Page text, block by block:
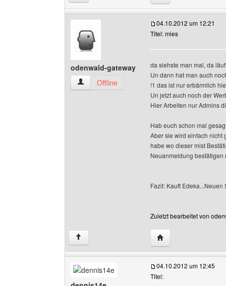
odenwald-gateway
odenwald-gateway Benutzer-Profile anzeigen
Offline
04.10.2012 um 12:21
Titel: mies
da siehste man mal, da
Un dann hat man auch
!1 das ist nur erbärmlich
Un jetzt auch noch der
Hier Arbeiten nur Admins
Hab euch schon mal
Aber sie wird einfach nicht
habe wo dieser mist
Neuanmeldung bestätigen
Fazit: Kauft
Zuletzt bearbeitet von
↑ Website dieses
04.10.2012 um 12:45
Titel: